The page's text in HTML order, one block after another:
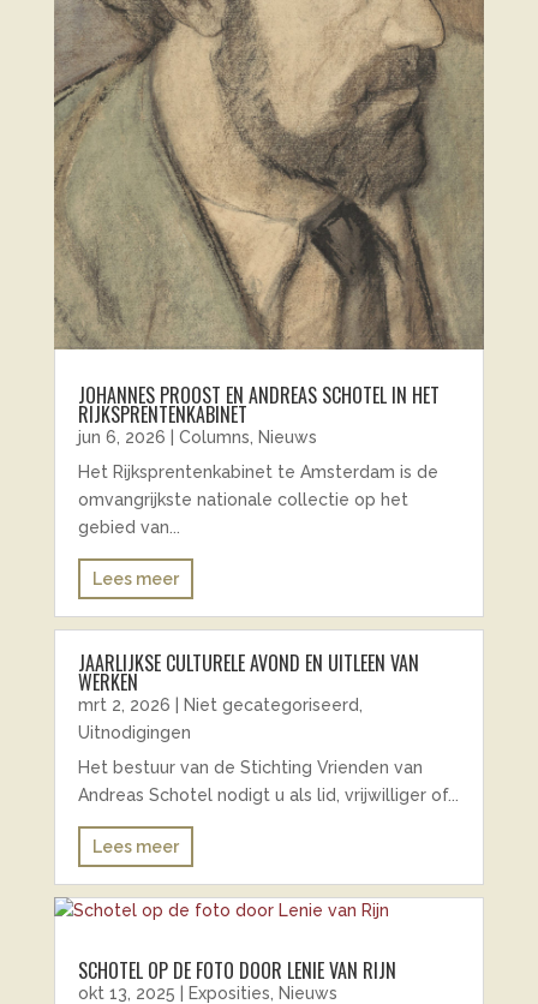
JOHANNES PROOST EN ANDREAS SCHOTEL IN HET
RIJKSPRENTENKABINET
jun 6, 2026 Columns
Nieuws
Het Rijksprentenkabinet te Amsterdam is de
omvangrijkste nationale collectie op het
gebied van...
Lees meer
JAARLIJKSE CULTURELE AVOND EN UITLEEN VAN
WERKEN
mrt 2, 2026 Niet gecategoriseerd
Uitnodigingen
Het bestuur van de Stichting Vrienden van
Andreas Schotel nodigt u als lid, vrijwilliger of...
Lees meer
SCHOTEL OP DE FOTO DOOR LENIE VAN RIJN
okt 13, 2025 Exposities
Nieuws